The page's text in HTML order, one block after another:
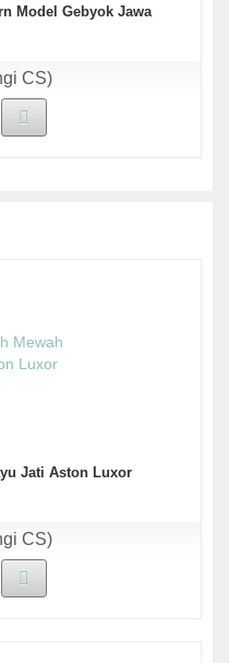
Model Gebyok Jawa
CS)
Jati Aston Luxor
CS)